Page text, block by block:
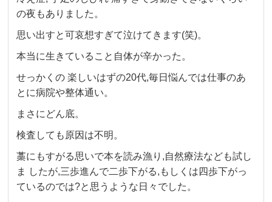
の夜もありました。
思い出すと可哀想すぎて泣けてきます(笑)。
本当に生きていること自体が辛かった。
せっかくの 楽しいはずの20代,毎日悩んでは仕事のあ
とに病院や整体通い。
まさにどん底。
検査しても原因は不明。
藁にもすがる思いで本を読み漁り,自然療法なども試し
ま したが,三歩進んで二歩下がる,もしくは四歩下がっ
ているのでは?と思うような日々でした。